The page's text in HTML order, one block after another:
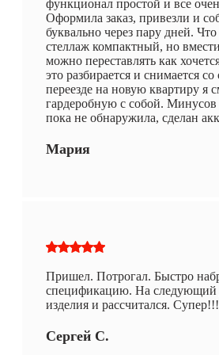
функционал простой и все
Оформила заказ, привезли и
буквально через пару дней.
стеллаж компактный, но
можно переставлять как
это разбирается и снимается
переезде на новую квартиру я
гардеробную с собой. Минусов
пока не обнаружила, сделан
Мария
Пришел. Потрогал. Быстро
спецификацию. На следующий
изделия и рассчитался. Супер!!!
Сергей С.